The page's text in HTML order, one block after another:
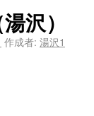
沢）
作成者: 湯沢1